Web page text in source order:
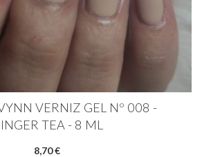
VERNIZ GEL Nº 008 -
TEA - 8 ML
8,70 €